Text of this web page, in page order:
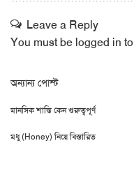
Leave a Reply
You must be logged in
অন্যান্য পোস্ট
মানসিক শান্তি কেন গুরুত্বপূর্ণ
মধু (Honey) নিয়ে বিস্তারিত